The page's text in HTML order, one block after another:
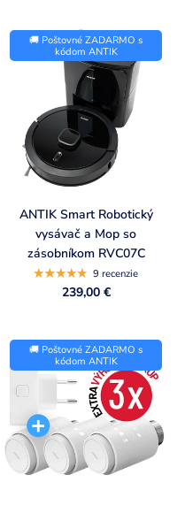
🚚 Poštovné ZADARMO s
kódom ANTIK
ANTIK Smart Robotický
vysávač a Mop so
zásobníkom RVC07C
9 recenzie
239,00 €
🚚 Poštovné ZADARMO s
kódom ANTIK